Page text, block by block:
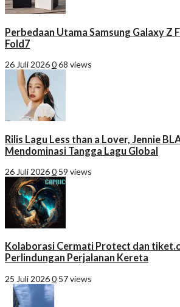
Perbedaan Utama Samsung Galaxy Z
Fold7
26 Juli 2026068 views
Rilis Lagu Less than a Lover, Jennie
Mendominasi Tangga Lagu Global
26 Juli 20260 59 views
Kolaborasi Cermati Protect dan
Perlindungan Perjalanan Kereta
25 Juli 20260 57 views